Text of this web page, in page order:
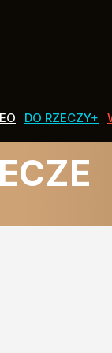
DO RZECZY+